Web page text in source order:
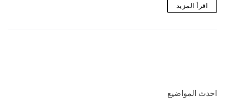
اقرأ المزيد
احدث المواضيع